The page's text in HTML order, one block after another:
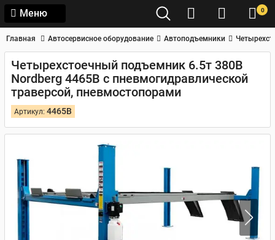
Меню 0
Главная Автосервисное оборудование Автоподъемники
Четырехстоечный подъемник 6.5т 380В
Nordberg 4465B с пневмогидравлической
траверсой, пневмостопорами
Артикул: 4465B